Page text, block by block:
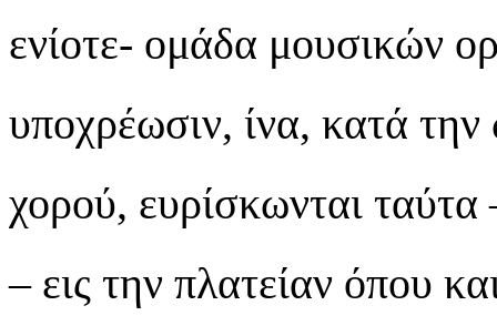
ενίοτε- ομάδα μουσικών
υποχρέωσιν, ίνα, κατά
χορού, ευρίσκωνται ταύτα
– εις την πλατείαν όπου